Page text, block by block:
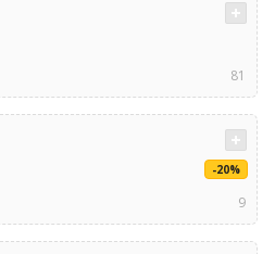
81
-20%
9